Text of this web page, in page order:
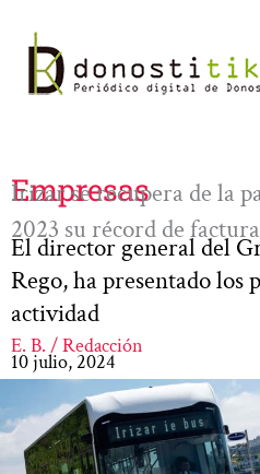
contenido
Empresas
Irizar se recupera de la
2023 su récord de
El director general del
Rego, ha presentado los
actividad
E. B. / Redacción
10 julio, 2024